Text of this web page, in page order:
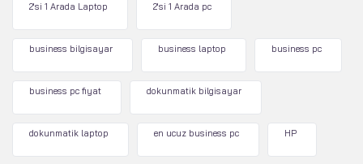
2'si 1 Arada Laptop 2'si 1 Arada pc
business bilgisayar business laptop business pc
business pc fiyat dokunmatik bilgisayar
dokunmatik laptop en ucuz business pc HP